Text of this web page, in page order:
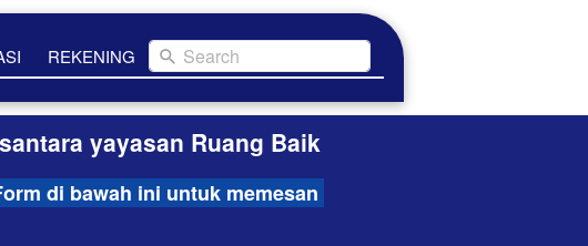
REKENING Search
yayasan Ruang Baik
di bawah ini untuk memesan